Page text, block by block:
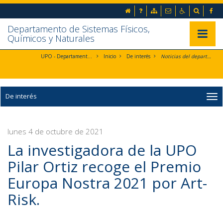
Ir al contenido principal de la página (alt + s)
Ir a la cabecera de la página (alt + c)
Ir al pie de la página (alt + p)
Ir al menú principal (alt + u)
inicio Preguntas frecuentes
Mapa webContacto
Departamento de Sistemas Físicos,
Químicos y Naturales
UPO - Departamento de Sistemas Físicos, Químicos y Naturales Inicio De interés Noticias del departamento
De interés
lunes 4 de octubre de 2021
La investigadora de la UPO
Pilar Ortiz recoge el Premio
Europa Nostra 2021 por Art-
Risk.